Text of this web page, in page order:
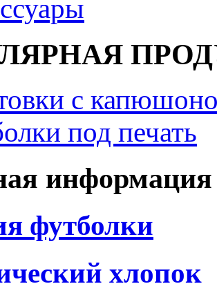
с
под печать
информация
футболки
хлопок